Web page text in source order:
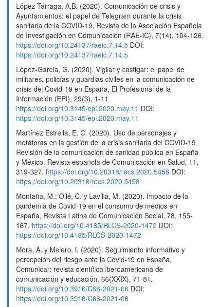
López Tárraga, A.B. (2020). Comunicación de crisis y
Ayuntamientos: el papel de Telegram durante la crisis
sanitaria de la COVID-19, Revista de la Asociación Española
de Investigación en Comunicación (RAE-IC), 7(14), 104-126.
https://doi.org/10.24137/raeic.7.14.5 DOI:
https://doi.org/10.24137/raeic.7.14.5
López-García, G. (2020). Vigilar y castigar: el papel de
militares, policías y guardias civiles en la comunicación de
crisis del Covid-19 en España, El Profesional de la
Información (EPI), 29(3), 1-11
https://doi.org/10.3145/epi.2020.may.11 DOI:
https://doi.org/10.3145/epi.2020.may.11
Martínez Estrella, E. C. (2020). Uso de personajes y
metáforas en la gestión de la crisis sanitaria del COVID-19.
Revisión de la comunicación de sanidad pública en España
y México. Revista española de Comunicación en Salud, 11,
319-327. https://doi.org/10.20318/recs.2020.5458 DOI:
https://doi.org/10.20318/recs.2020.5458
Montaña, M.; Ollé, C. y Lavilla, M. (2020). Impacto de la
pandemia de Covid-19 en el consumo de medios en
España, Revista Latina de Comunicación Social, 78, 155-
167. https://doi.org/10.4185/RLCS-2020-1472 DOI:
https://doi.org/10.4185/RLCS-2020-1472
Mora, A. y Melero, I. (2020). Seguimiento informativo y
percepción del riesgo ante la Covid-19 en España,
Comunicar: revista científica iberoamericana de
comunicación y educación, 66(XXIX), 71-81.
https://doi.org/10.3916/C66-2021-06 DOI:
https://doi.org/10.3916/C66-2021-06